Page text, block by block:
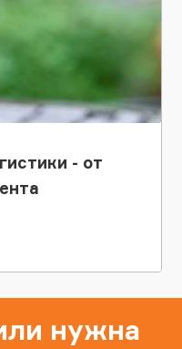
- от
нужна